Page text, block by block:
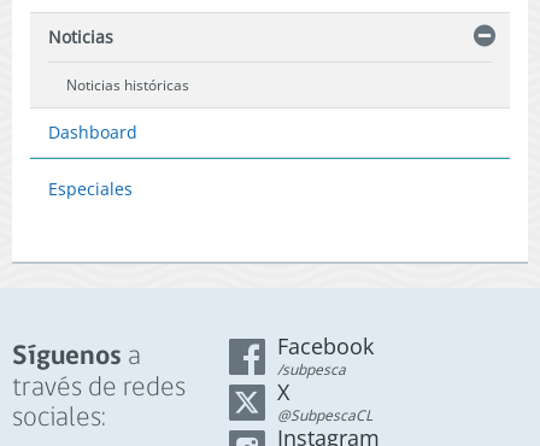
Noticias
Noticias históricas
Dashboard
Especiales
Síguenos a
través de redes
sociales:
Facebook
/subpesca
X
@SubpescaCL
Instagram